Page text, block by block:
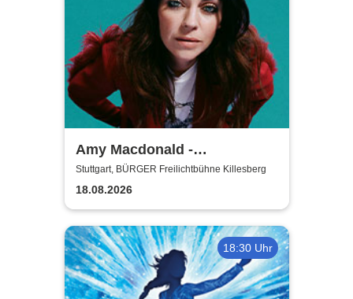
Amy Macdonald -
Sommershows 2026
Stuttgart, BÜRGER Freilichtbühne Killesberg
18.08.2026
18:30 Uhr